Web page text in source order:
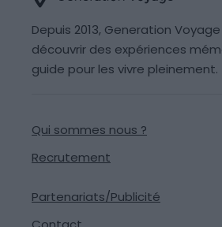
Depuis 2013, Generation
découvrir des expériences
guide pour les vivre pleinement.
Qui sommes nous ?
Recrutement
Partenariats/Publicité